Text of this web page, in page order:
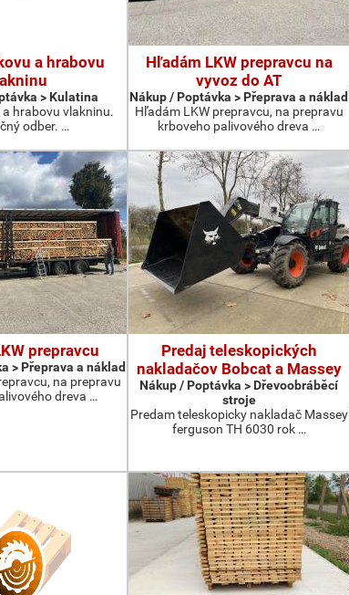
a hrabovu
> Kulatina
hrabovu vlakninu.
odber. …
Hľadám LKW prepravcu na
vyvoz do AT
Nákup / Poptávka > Přeprava a náklad
Hľadám LKW prepravcu, na prepravu
krboveho palivového dreva …
prepravcu
> Přeprava a náklad
na prepravu
dreva …
Predaj teleskopických
nakladačov Bobcat a Massey
Nákup / Poptávka > Dřevoobráběcí
stroje
Predam teleskopicky nakladač Massey
ferguson TH 6030 rok …